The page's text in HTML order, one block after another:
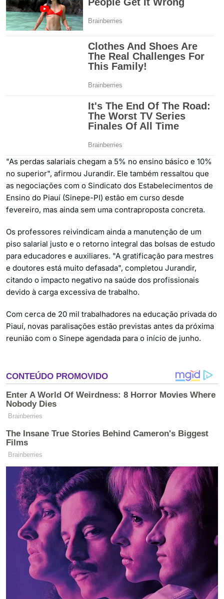
"As perdas salariais chegam a 5% no ensino básico e 10%
no superior", afirmou Jurandir. Ele também ressaltou que
as negociações com o Sindicato dos Estabelecimentos de
Ensino do Piauí (Sinepe-PI) estão em curso desde
fevereiro, mas ainda sem uma contraproposta concreta.
Os professores reivindicam ainda a manutenção de um
piso salarial justo e o retorno integral das bolsas de estudo
para educadores e auxiliares. "A gratificação para mestres
e doutores está muito defasada", completou Jurandir,
citando o impacto negativo na saúde dos profissionais
devido à carga excessiva de trabalho.
Com cerca de 20 mil trabalhadores na educação privada do
Piauí, novas paralisações estão previstas antes da próxima
reunião com o Sinepe agendada para o início de junho.